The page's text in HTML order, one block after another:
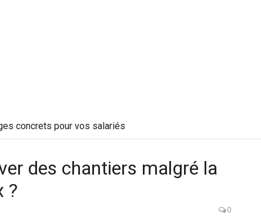
concrets pour vos salariés
des chantiers malgré la
?
0